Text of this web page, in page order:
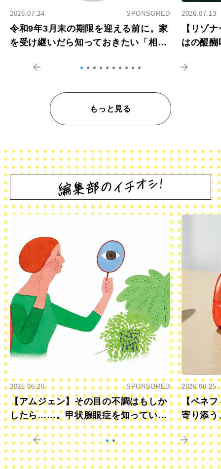
2026.07.24 SPONSORED
令和9年3月末の期限を迎える前に。家
を受け継いだら知っておきたい「相続
2026.07.13
【リゾ
はの醍
もっと見る
2026.06.26 SPONSORED
【アムジェン】その目の不調はもしか
したら……。甲状腺眼症を知っていま
すか？
2026.06.25
【ベネフ
寄り添う
きに